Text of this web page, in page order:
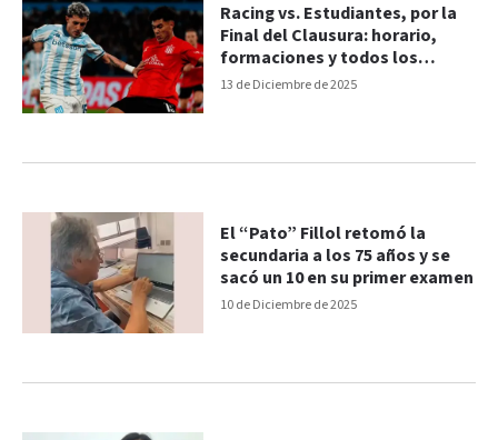
13 de Diciembre de 2025
Racing vs. Estudiantes, por la
Final del Clausura: horario,
formaciones y todos los
detalles
10 de Diciembre de 2025
El “Pato” Fillol retomó la
secundaria a los 75 años y se
sacó un 10 en su primer examen